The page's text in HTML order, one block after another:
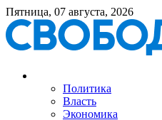
Пятница, 07 августа, 2026
Политика
Власть
Экономика